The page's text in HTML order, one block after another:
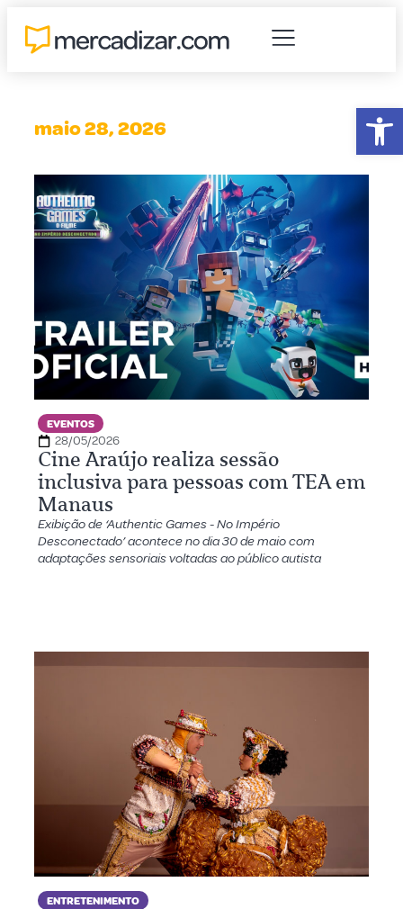
maio 28, 2026
EVENTOS
28/05/2026
Cine Araújo realiza sessão
inclusiva para pessoas com TEA em
Manaus
Exibição de ‘Authentic Games - No Império
Desconectado’ acontece no dia 30 de maio com
adaptações sensoriais voltadas ao público autista
ENTRETENIMENTO